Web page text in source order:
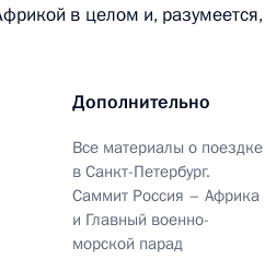
в целом и, разумеется,
Дополнительно
Все материалы о поездке
в Санкт-Петербург.
Саммит Россия – Африка
и Главный военно-
морской парад